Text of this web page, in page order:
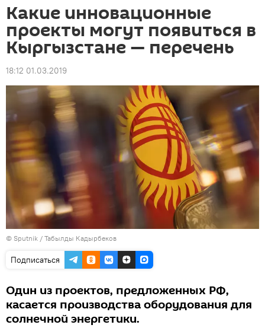
Какие инновационные
проекты могут появиться в
Кыргызстане — перечень
18:12 01.03.2019
© Sputnik / Табылды Кадырбеков
Подписаться
Один из проектов, предложенных РФ,
касается производства оборудования для
солнечной энергетики.